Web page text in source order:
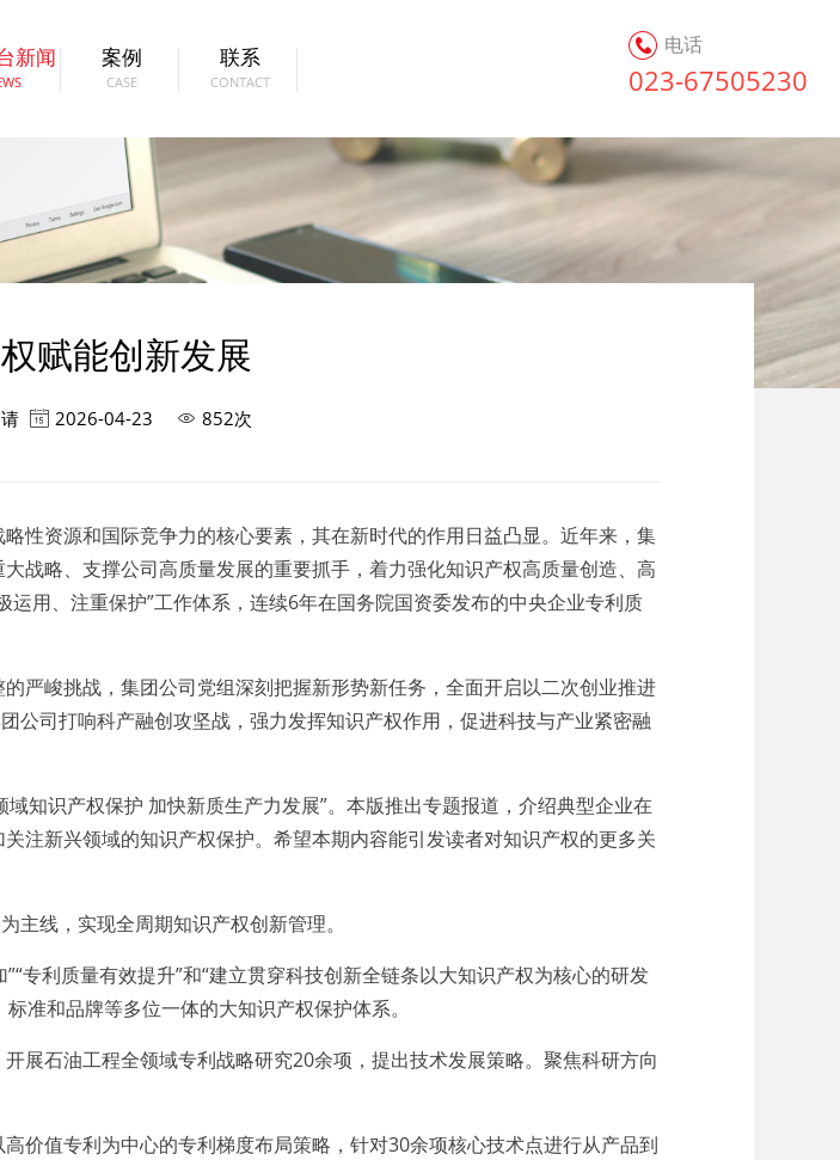
新闻 案例
CASE
联系
CONTACT
电话
023-67505230
赋能创新发展
 2026-04-23  852次
资源和国际竞争力的核心要素，其在新时代的作用日益凸显。近年来，集
战略、支撑公司高质量发展的重要抓手，着力强化知识产权高质量创造、高
用、注重保护”工作体系，连续6年在国务院国资委发布的中央企业专利质
峻挑战，集团公司党组深刻把握新形势新任务，全面开启以二次创业推进
公司打响科产融创攻坚战，强力发挥知识产权作用，促进科技与产业紧密融
识产权保护 加快新质生产力发展”。本版推出专题报道，介绍典型企业在
注新兴领域的知识产权保护。希望本期内容能引发读者对知识产权的更多关
线，实现全周期知识产权创新管理。
利质量有效提升”和“建立贯穿科技创新全链条以大知识产权为核心的研发
准和品牌等多位一体的大知识产权保护体系。
石油工程全领域专利战略研究20余项，提出技术发展策略。聚焦科研方向
值专利为中心的专利梯度布局策略，针对30余项核心技术点进行从产品到